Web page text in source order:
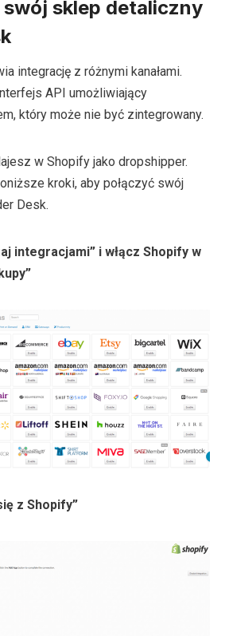
sklep detaliczny
integrację z różnymi kanałami.
API umożliwiający
który może nie być zintegrowany.
w Shopify jako dropshipper.
kroki, aby połączyć swój
Desk.
integracjami” i włącz Shopify w
z Shopify”